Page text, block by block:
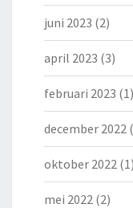
juni 2023 (2)
april 2023 (3)
februari 2023 (1)
december 2022
oktober 2022 (1)
mei 2022 (2)